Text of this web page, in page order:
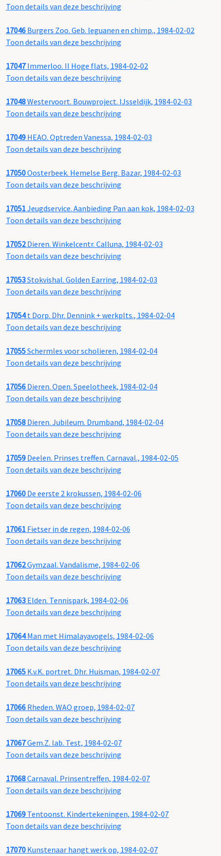
Toon details van deze beschrijving
17046 Burgers Zoo. Geb. leguanen en chimp., 1984-02-02
Toon details van deze beschrijving
17047Immerloo. II Hoge flats, 1984-02-02
Toon details van deze beschrijving
17048Westervoort. Bouwproject. IJsseldijk, 1984-02-03
Toon details van deze beschrijving
17049 HEAO. Optreden Vanessa, 1984-02-03
Toon details van deze beschrijving
17050Oosterbeek. Hemelse Berg. Bazar, 1984-02-03
Toon details van deze beschrijving
17051Jeugdservice. Aanbieding Pan aan kok, 1984-02-03
Toon details van deze beschrijving
17052Dieren. Winkelcentr. Calluna, 1984-02-03
Toon details van deze beschrijving
17053Stokvishal. Golden Earring, 1984-02-03
Toon details van deze beschrijving
17054t Dorp. Dhr. Dennink + werkplts., 1984-02-04
Toon details van deze beschrijving
17055Schermles voor scholieren, 1984-02-04
Toon details van deze beschrijving
17056 Dieren. Open. Speelotheek, 1984-02-04
Toon details van deze beschrijving
17058 Dieren. Jubileum. Drumband, 1984-02-04
Toon details van deze beschrijving
17059 Deelen. Prinses treffen. Carnaval., 1984-02-05
Toon details van deze beschrijving
17060 De eerste 2 krokussen, 1984-02-06
Toon details van deze beschrijving
17061 Fietser in de regen, 1984-02-06
Toon details van deze beschrijving
17062Gymzaal. Vandalisme, 1984-02-06
Toon details van deze beschrijving
17063 Elden. Tennispark, 1984-02-06
Toon details van deze beschrijving
17064Man met Himalayavogels, 1984-02-06
Toon details van deze beschrijving
17065 K.v.K. portret. Dhr. Huisman, 1984-02-07
Toon details van deze beschrijving
17066 Rheden. WAO groep, 1984-02-07
Toon details van deze beschrijving
17067Gem.Z. lab. Test, 1984-02-07
Toon details van deze beschrijving
17068Carnaval. Prinsentreffen, 1984-02-07
Toon details van deze beschrijving
17069 Tentoonst. Kindertekeningen, 1984-02-07
Toon details van deze beschrijving
17070 Kunstenaar hangt werk op, 1984-02-07